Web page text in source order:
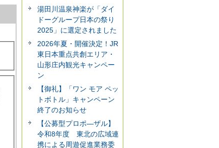
湯田川温泉神楽が「ダイ
ドーグループ日本の祭り
2025」に選定されました
2026年夏・開催決定！JR
東日本重点共創エリア・
山形庄内観光キャンペー
ン
【御礼】「ワン モア ペッ
トボトル」キャンペーン
終了のお知らせ
【公募型プロポ―ザル】
令和8年度 東北の広域連
携による周遊促進業務委